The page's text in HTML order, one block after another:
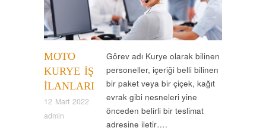
MOTO
KURYE İŞ
İLANLARI
12 Mart 2022
admin
Görev adı Kurye olarak bilinen
personeller, içeriği belli bilinen
bir paket veya bir çiçek, kağıt
evrak gibi nesneleri yine
önceden belirli bir teslimat
adresine iletir….